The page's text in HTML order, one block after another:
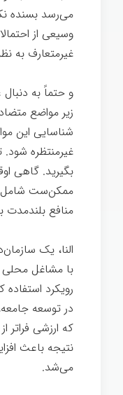
می‌رسد بسنده
وسیعی از
غیرمتعارف به
و حتماً به
زیر مواضع
شناسایی این
غیرمنتظره شود.
بگیرید. گاهی
ممکن‌ست شامل
منافع بلندمدت
النا، یک
با مشاغل محلی
رویکرد استفاده
در توسعه
که ارزشی فراتر
نتیجه باعث
می‌شد.